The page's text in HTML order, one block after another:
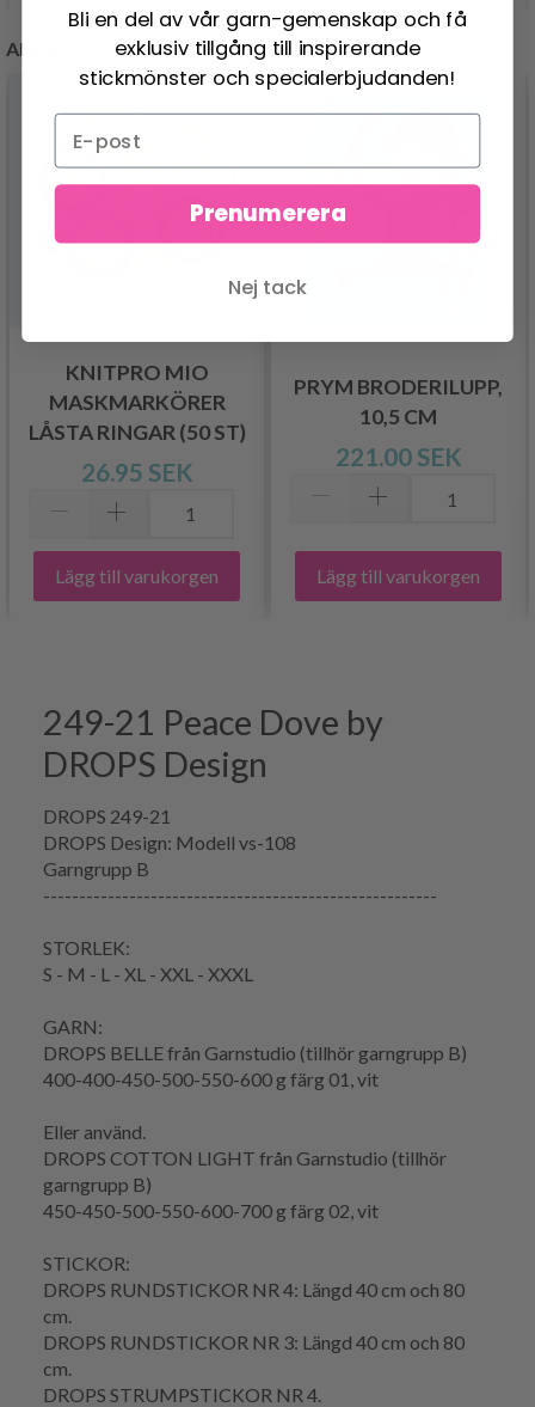
ANDRA KUNDER KÖPTE
KNITPRO MIO
MASKMARKÖRER
LÅSTA RINGAR (50 ST)
26.95 SEK
Lägg till varukorgen
PRYM BRODERILUPP,
10,5 CM
221.00 SEK
Lägg till varukorgen
249-21 Peace Dove by
DROPS Design
DROPS 249-21
DROPS Design: Modell vs-108
Garngrupp B
-------------------------------------------------------
STORLEK:
S - M - L - XL - XXL - XXXL
GARN:
DROPS BELLE från Garnstudio (tillhör garngrupp B)
400-400-450-500-550-600 g färg 01, vit
Eller använd.
DROPS COTTON LIGHT från Garnstudio (tillhör
garngrupp B)
450-450-500-550-600-700 g färg 02, vit
STICKOR:
DROPS RUNDSTICKOR NR 4: Längd 40 cm och 80
cm.
DROPS RUNDSTICKOR NR 3: Längd 40 cm och 80
cm.
DROPS STRUMPSTICKOR NR 4.
Bli en del av vår garn-gemenskap och få
exklusiv tillgång till inspirerande
stickmönster och specialerbjudanden!
Prenumerera
Nej tack